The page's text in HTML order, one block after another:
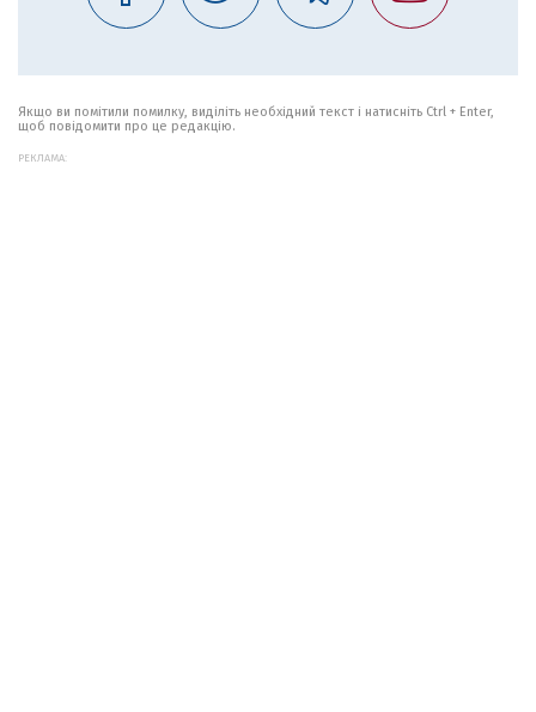
Якщо ви помітили помилку, виділіть необхідний текст і натисніть Ctrl + Enter,
щоб повідомити про це редакцію.
РЕКЛАМА: